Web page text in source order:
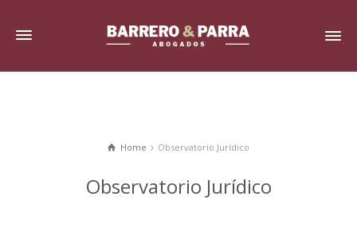
Home Observatorio Jurídico
Observatorio Jurídico